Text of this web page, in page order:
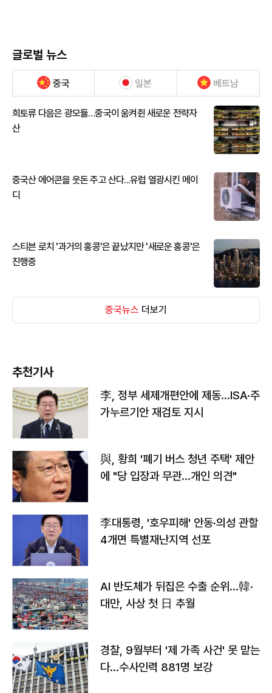
글로벌 뉴스
중국 일본 베트남
희토류 다음은 광모듈…중국이 움켜쥔 새로운 전략자
산
중국산 에어콘을 웃돈 주고 산다...유럽 열광시킨 메이
디
스티븐 로치 '과거의 홍콩'은 끝났지만 '새로운 홍콩'은
진행중
중국뉴스 더보기
추천기사
李, 정부 세제개편안에 제동…ISA·주
가누르기안 재검토 지시
與, 황희 '폐기 버스 청년 주택' 제안
에 "당 입장과 무관…개인 의견"
李대통령, '호우피해' 안동·의성 관할
4개면 특별재난지역 선포
AI 반도체가 뒤집은 수출 순위…韓·
대만, 사상 첫 日 추월
경찰, 9월부터 '제 가족 사건' 못 맡는
다…수사인력 881명 보강